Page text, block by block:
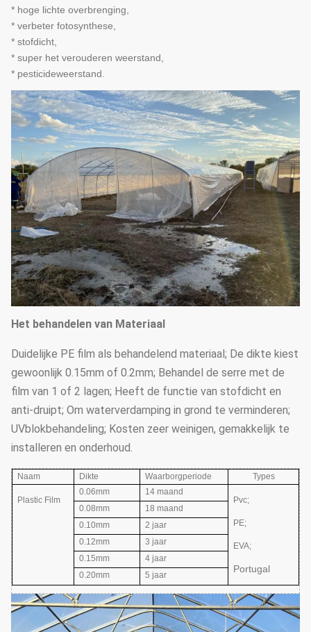
* hoge lichte overbrenging,
* verbeter fotosynthese,
* stofdicht,
* super het verouderen weerstand,
* pesticideweerstand.
Het behandelen van Materiaal
Duidelijke PE film als behandelend materiaal; De dikte kiest
gewoonlijk 0.15mm of 0.2mm; Behandel de serre met de
film van 1 of 2 lagen; Heeft de functie van stofdicht en
anti-druipt; Om waterverdamping in grond te verminderen;
UVblokbehandeling; Kosten zeer weinigen, gemakkelijk te
installeren en onderhoud.
Naam Dikte Waarborgperiode Types
Plastic Film
0.06mm
14 maand
Pvc;
PE;
EVA;
Portugal
0.08mm
18 maand
0.10mm
2 jaar
0.12mm
3 jaar
0.15mm
4 jaar
0.20mm
5 jaar